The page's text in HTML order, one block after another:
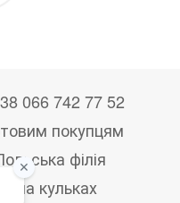
066 742 77 52
покупцям
філія
на кульках